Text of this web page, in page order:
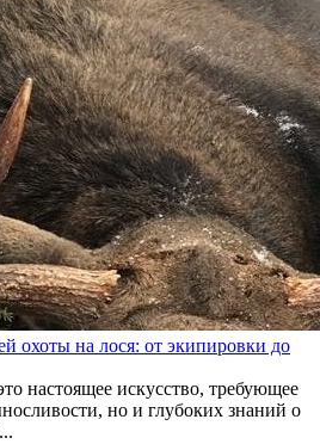
охоты на лося: от экипировки до
настоящее искусство, требующее
но и глубоких знаний о